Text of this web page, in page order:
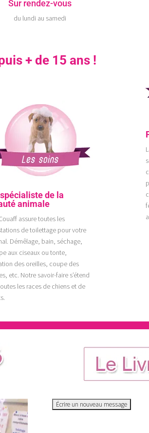
Sur rendez-vous
du lundi au samedi
+ de 15 ans !
de la
animale
assure toutes les
de toilettage pour votre
Démêlage, bain, séchage,
aux ciseaux ou tonte,
des oreilles, coupe des
etc. Notre savoir-faire s’étend
les races de chiens et de